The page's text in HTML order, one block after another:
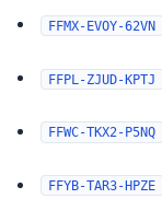
FFMX-EVOY-62VN
FFPL-ZJUD-KPTJ
FFWC-TKX2-P5NQ
FFYB-TAR3-HPZE